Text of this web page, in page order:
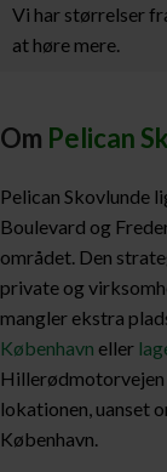
Vi har størrelser
at høre mere.
Om Pelican
Pelican Skovlunde
Boulevard og
området. Den
private og
mangler ekstra
København eller
lokationen, uanset
København.